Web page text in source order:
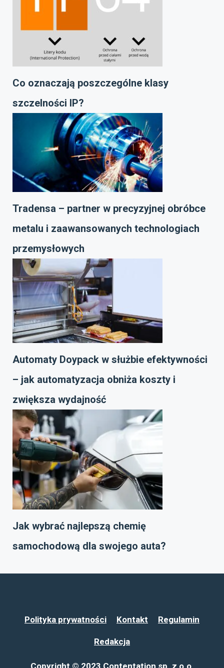
Co oznaczają poszczególne klasy
szczelności IP?
Tradensa – partner w precyzyjnej obróbce
metalu i zaawansowanych technologiach
przemysłowych
Automaty Doypack w służbie efektywności
– jak automatyzacja obniża koszty i
zwiększa wydajność
Jak wybrać najlepszą chemię
samochodową dla swojego auta?
Polityka prywatności Kontakt Regulamin
Redakcja